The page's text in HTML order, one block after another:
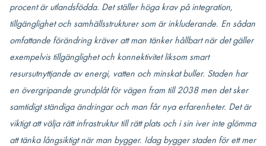
procent är utlandsfödda. Det ställer höga krav på integration,
tillgänglighet och samhällsstrukturer som är inkluderande. En sådan
omfattande förändring kräver att man tänker hållbart när det gäller
exempelvis tillgänglighet och konnektivitet liksom smart
resursutnyttjande av energi, vatten och minskat buller. Staden har
en övergripande grundplåt för vägen fram till 2038 men det sker
samtidigt ständiga ändringar och man får nya erfarenheter. Det är
viktigt att välja rätt infrastruktur till rätt plats och i sin iver inte glömma
att tänka långsiktigt när man bygger. Idag bygger staden för ett mer